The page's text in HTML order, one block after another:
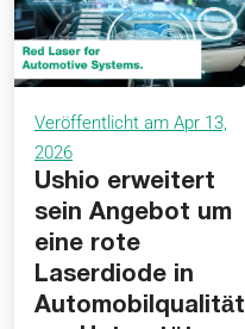
Veröffentlicht am Apr 13,
2026
Ushio erweitert
sein Angebot um
eine rote
Laserdiode in
Automobilqualität